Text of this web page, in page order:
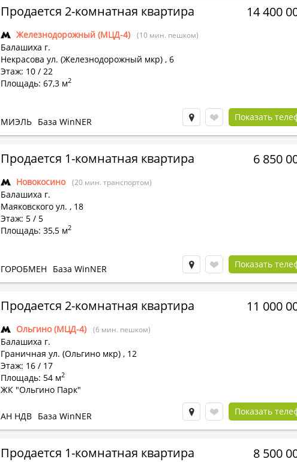
Продается 2-комнатная квартира
Железнодорожный (МЦД-4) (10 мин. пешком)
Балашиха г.
Некрасова ул. (Железнодорожный мкр) , 6
Этаж: 10 / 22
Площадь: 67,3 м2
14 400
МИЭЛЬ База WinNER Показать
Продается 1-комнатная квартира
Новокосино (20 мин. транспортом)
Балашиха г.
Маяковского ул. , 18
Этаж: 5 / 5
Площадь: 35,5 м2
6 850
ГОРОБМЕН База WinNER Показать
Продается 2-комнатная квартира
Ольгино (МЦД-4) (6 мин. пешком)
Балашиха г.
Граничная ул. (Ольгино мкр) , 12
Этаж: 16 / 17
Площадь: 54 м2
ЖК "Ольгино Парк"
11 000
АН НДВ База WinNER Показать
Продается 1-комнатная квартира 8 500